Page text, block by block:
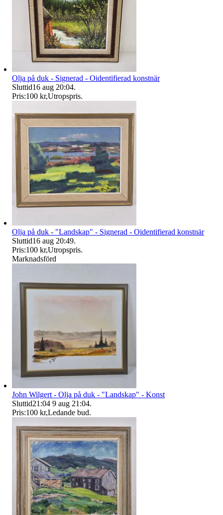
Olja på duk - Signerad - Oidentifierad konstnär
Sluttid16 aug 20:04.
Pris:100 kr,Utropspris.
Olja på duk - "Landskap" - Signerad - Oidentifierad konstnär
Sluttid16 aug 20:49.
Pris:100 kr,Utropspris.
Marknadsförd
John Wilgert - Olja på duk - "Landskap" - Konst
Sluttid21:04 9 aug 21:04.
Pris:100 kr,Ledande bud.